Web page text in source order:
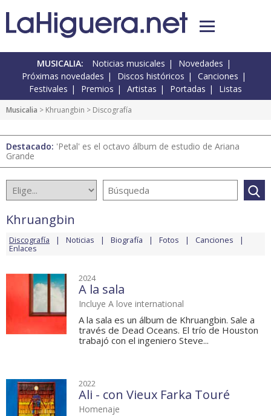
MUSICALIA: Noticias musicales
Novedades
Próximas novedades
Discos históricos
Canciones
Festivales
Premios Artistas Portadas Listas
Musicalia > Khruangbin > Discografía
Destacado: 'Petal' es el octavo álbum de estudio de Ariana
Grande
Khruangbin
Discografía Noticias Biografía Fotos Canciones
Enlaces
2024
A la sala
Incluye A love international
A la sala es un álbum de Khruangbin. Sale a
través de Dead Oceans. El trío de Houston
trabajó con el ingeniero Steve...
2022
Ali - con Vieux Farka Touré
Homenaje